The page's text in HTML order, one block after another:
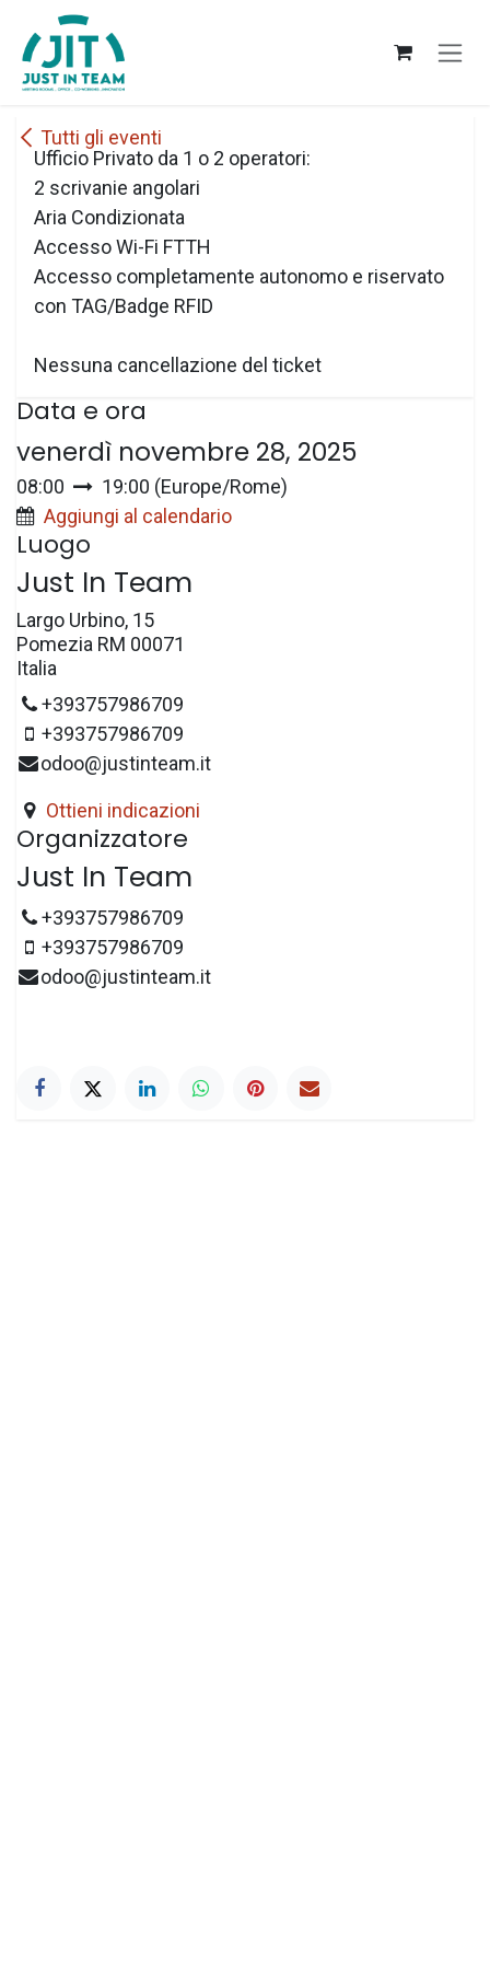
Passa al contenuto
Tutti gli eventi
Ufficio Privato da 1 o 2 operatori:
2 scrivanie angolari
Aria Condizionata
Accesso Wi-Fi FTTH
Accesso completamente autonomo e riservato
con TAG/Badge RFID
Nessuna cancellazione del ticket
Data e ora
venerdì novembre 28, 2025
08:00 19:00 (Europe/Rome)
Aggiungi al calendario
Luogo
Just In Team
Largo Urbino, 15
Pomezia RM 00071
Italia
+393757986709
+393757986709
odoo@justinteam.it
Ottieni indicazioni
Organizzatore
Just In Team
+393757986709
+393757986709
odoo@justinteam.it